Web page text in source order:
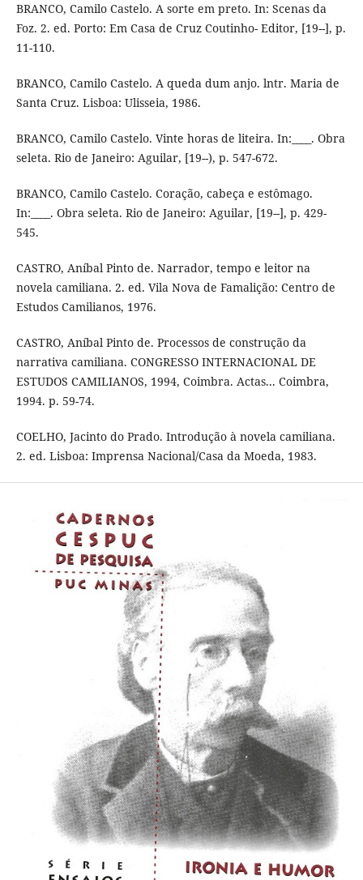
BRANCO, Camilo Castelo. A sorte em preto. In: Scenas da
Foz. 2. ed. Porto: Em Casa de Cruz Coutinho- Editor, [19--], p.
11-110.
BRANCO, Camilo Castelo. A queda dum anjo. lntr. Maria de
Santa Cruz. Lisboa: Ulisseia, 1986.
BRANCO, Camilo Castelo. Vinte horas de liteira. In:____. Obra
seleta. Rio de Janeiro: Aguilar, [19--), p. 547-672.
BRANCO, Camilo Castelo. Coração, cabeça e estômago.
In:____. Obra seleta. Rio de Janeiro: Aguilar, [19--], p. 429-
545.
CASTRO, Aníbal Pinto de. Narrador, tempo e leitor na
novela camiliana. 2. ed. Vila Nova de Famalição: Centro de
Estudos Camilianos, 1976.
CASTRO, Aníbal Pinto de. Processos de construção da
narrativa camiliana. CON­GRESSO INTERNACIONAL DE
ESTUDOS CAMILIANOS, 1994, Coimbra. Actas... Coimbra,
1994. p. 59-74.
COELHO, Jacinto do Prado. Introdução à novela camiliana.
2. ed. Lisboa: Imprensa Nacional/Casa da Moeda, 1983.